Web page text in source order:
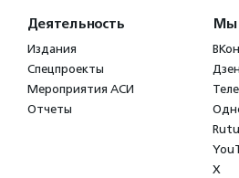
Деятельность
Издания
Спецпроекты
Мероприятия АСИ
Отчеты
Мы
Дзен
X